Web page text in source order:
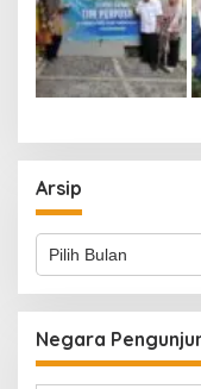
Arsip
Arsip
Negara